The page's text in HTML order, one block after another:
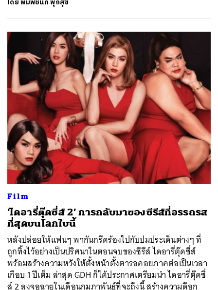
Film
‘ไดอารี่ตุ๊ดซี่ส์ 2’ การกลับมาของซีรีส์ที่อรรถรส
ที่สุดบนโลกใบนี้
หลังปล่อยให้แฟนๆ พากันกรีดร้องไปกับปมประเด็นต่างๆ ที่
ถูกทิ้งไว้อย่างเป็นปริศนาในตอนจบของซีรีส์ ไดอารี่ตุ๊ดซี่ส์
พร้อมสร้างความหวังให้ตั้งหน้าตั้งตารอคอยภาคต่อเป็นเวลา
เกือบ 1 ปีเต็ม ล่าสุด GDH ก็ได้ประกาศเตรียมนำ ไดอารี่ตุ๊ดซี่
ส์ 2 ลงจอฉายในเดือนกุมภาพันธ์ที่จะถึงนี้ สร้างความดีอก
SHARE TWEET LINE EMAIL